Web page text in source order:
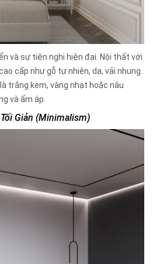
và sự tiện nghi hiện đại. Nội thất với
cấp như gỗ tự nhiên, da, vải nhung.
trắng kem, vàng nhạt hoặc nâu
và ấm áp.
Giản (Minimalism)